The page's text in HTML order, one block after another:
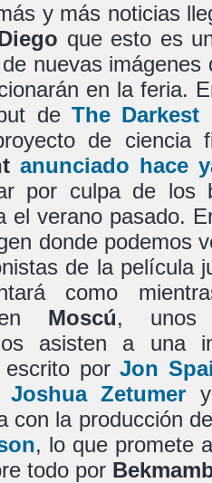
y más noticias
que esto es
nuevas
en la feria.
de The Darkest
de ciencia
anunciado hace
por culpa de los
el verano pasado.
donde podemos
de la película
como
en Moscú, unos
asisten a una
escrito porJon
Joshua Zetumer
con la producción
, lo que promete
todo por